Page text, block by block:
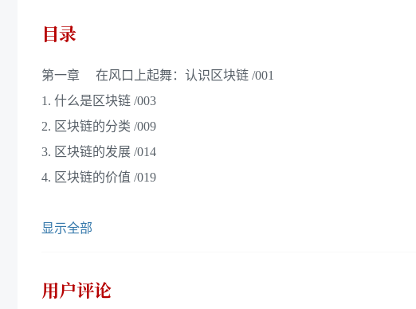
目录
第一章 在风口上起舞：认识区块链 /001
1. 什么是区块链 /003
2. 区块链的分类 /009
3. 区块链的发展 /014
4. 区块链的价值 /019
显示全部
用户评论